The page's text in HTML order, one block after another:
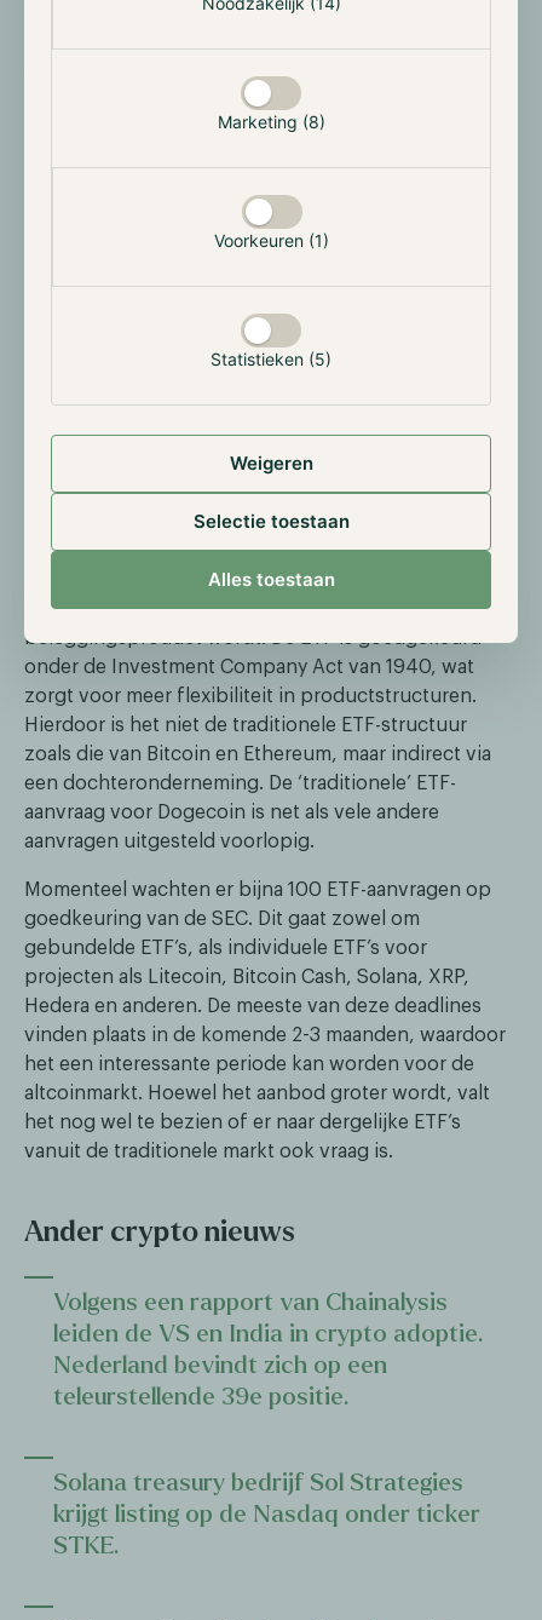
Marketing (8)
Voorkeuren (1)
Statistieken (5)
Weigeren
Selectie toestaan
Alles toestaan
renteverlaging na dalende PPI
De Amerikaanse producentenprijzen (Producer Price
Index, PPI) daalden in augustus met 0,1% month-on-
month, iets wat economen niet hadden voorspeld.
Initieel werd er namelijk een stijging van 0,3%
verwacht. Ten opzichte van een jaar eerder was dit
2,6%, ten opzichte van 3,1%. Waar Jerome Powell
eerder al hintte op een renteverlaging in september,
is de markt nu volledig overtuigd. Wel zijn er steeds
meer voorstanders die ‘schreeuwen’ om een grotere
renteverlaging van 0,5%, zoals president Donald
Eerste Dogecoin-ETF start met verhandelen
Op vrijdag 12 september start de verhandeling van de
eerste Amerikaanse Dogecoin ETF, DOJE, waarmee
een memecoin officieel gereguleerd
beleggingsproduct wordt. De ETF is goedgekeurd
onder de Investment Company Act van 1940, wat
zorgt voor meer flexibiliteit in productstructuren.
Hierdoor is het niet de traditionele ETF-structuur
zoals die van Bitcoin en Ethereum, maar indirect via
een dochteronderneming. De ‘traditionele’ ETF-
aanvraag voor Dogecoin is net als vele andere
aanvragen uitgesteld voorlopig.
Momenteel wachten er bijna 100 ETF-aanvragen op
goedkeuring van de SEC. Dit gaat zowel om
gebundelde ETF’s, als individuele ETF’s voor
projecten als Litecoin, Bitcoin Cash, Solana, XRP,
Hedera en anderen. De meeste van deze deadlines
vinden plaats in de komende 2-3 maanden, waardoor
het een interessante periode kan worden voor de
altcoinmarkt. Hoewel het aanbod groter wordt, valt
het nog wel te bezien of er naar dergelijke ETF’s
vanuit de traditionele markt ook vraag is.
Ander crypto nieuws
Volgens een rapport van Chainalysis
leiden de VS en India in crypto adoptie.
Nederland bevindt zich op een
teleurstellende 39e positie.
Solana treasury bedrijf Sol Strategies
krijgt listing op de Nasdaq onder ticker
STKE.